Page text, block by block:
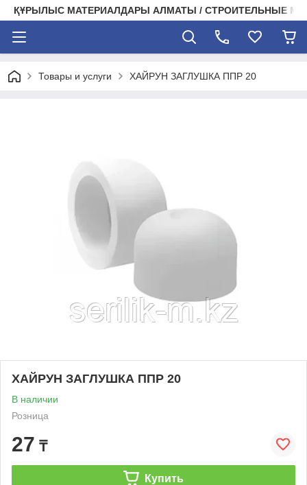
ҚҰРЫЛЫС МАТЕРИАЛДАРЫ АЛМАТЫ / СТРОИТЕЛЬНЫЕ
Товары и услуги ХАЙРУН ЗАГЛУШКА ППР 20
ХАЙРУН ЗАГЛУШКА ППР 20
В наличии
Розница
27 ₸
Купить